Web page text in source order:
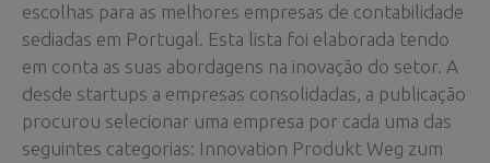
escolhas para as melhores empresas de contabilidade
sediadas em Portugal. Esta lista foi elaborada tendo
em conta as suas abordagens na inovação do setor. A
desde startups a empresas consolidadas, a publicação
procurou selecionar uma empresa por cada uma das
seguintes categorias: Innovation Produkt Weg zum